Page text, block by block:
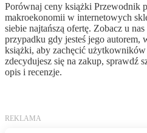
Porównaj ceny książki Przewodnik
makroekonomii w internetowych
siebie najtańszą ofertę. Zobacz u
przypadku gdy jesteś jego autorem,
książki, aby zachęcić
zdecydujesz się na zakup, sprawdź
opis i recenzje.